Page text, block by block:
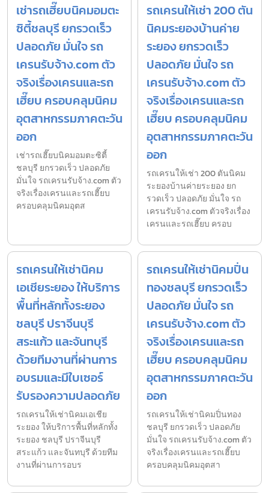
เช่ารถเฮี๊ยบนิคมอมตะ
ซิตี้ชลบุรี ยกรวดเร็ว
ปลอดภัย มั่นใจ รถ
เครนรับจ้าง.com ตัว
จริงเรื่องเครนและรถ
เฮี๊ยบ ครอบคลุมนิคม
อุตสาหกรรมภาคตะวัน
ออก
เช่ารถเฮี๊ยบนิคมอมตะซิตี้
ชลบุรี ยกรวดเร็ว ปลอดภัย
มั่นใจ รถเครนรับจ้าง.com ตัว
จริงเรื่องเครนและรถเฮี๊ยบ
ครอบคลุมนิคมอุตส
รถเครนให้เช่า 200 ตัน
นิคมระยองบ้านค่าย
ระยอง ยกรวดเร็ว
ปลอดภัย มั่นใจ รถ
เครนรับจ้าง.com ตัว
จริงเรื่องเครนและรถ
เฮี๊ยบ ครอบคลุมนิคม
อุตสาหกรรมภาคตะวัน
ออก
รถเครนให้เช่า 200 ตันนิคม
ระยองบ้านค่ายระยอง ยก
รวดเร็ว ปลอดภัย มั่นใจ รถ
เครนรับจ้าง.com ตัวจริงเรื่อง
เครนและรถเฮี๊ยบ ครอบ
รถเครนให้เช่านิคม
เอเชียระยอง ให้บริการ
พื้นที่หลักทั้งระยอง
ชลบุรี ปราจีนบุรี
สระแก้ว และจันทบุรี
ด้วยทีมงานที่ผ่านการ
อบรมและมีใบเซอร์
รับรองความปลอดภัย
รถเครนให้เช่านิคมเอเชีย
ระยอง ให้บริการพื้นที่หลักทั้ง
ระยอง ชลบุรี ปราจีนบุรี
สระแก้ว และจันทบุรี ด้วยทีม
งานที่ผ่านการอบร
รถเครนให้เช่านิคมปิ่น
ทองชลบุรี ยกรวดเร็ว
ปลอดภัย มั่นใจ รถ
เครนรับจ้าง.com ตัว
จริงเรื่องเครนและรถ
เฮี๊ยบ ครอบคลุมนิคม
อุตสาหกรรมภาคตะวัน
ออก
รถเครนให้เช่านิคมปิ่นทอง
ชลบุรี ยกรวดเร็ว ปลอดภัย
มั่นใจ รถเครนรับจ้าง.com ตัว
จริงเรื่องเครนและรถเฮี๊ยบ
ครอบคลุมนิคมอุตสา